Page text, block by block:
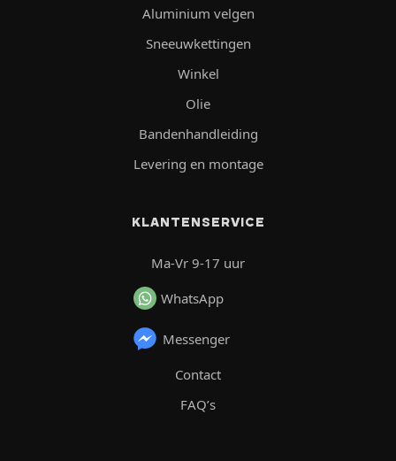
Aluminium velgen
Sneeuwkettingen
Winkel
Olie
Bandenhandleiding
Levering en montage
KLANTENSERVICE
Ma-Vr 9-17 uur
WhatsApp
Messenger
Contact
FAQ’s